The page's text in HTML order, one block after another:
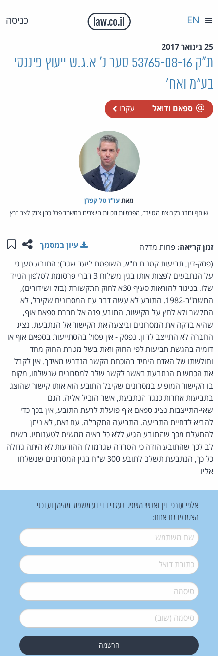
כניסה EN
25 בינואר 2017
ת"ק 53765-08-16 סער נ' א.ג.ש ייעוץ פיננסי
בע"מ ואח'
ספאם ודואל עקבו
מאת‏עו"ד טל קפלן
שותף וחבר בקבוצת הסייבר, הפרטיות וזכויות היוצרים במשרד פרל כהן צדק לצר ברץ
זמן קריאה: פחות מדקה שתפו
עיון במסמך
(פסק-דין, תביעות קטנות ת"א, השופטת ליעד שגב): התובע טען כי
על הנתבעים לפצות אותו בגין משלוח 3 דברי פרסומת לטלפון הנייד
שלו, בניגוד להוראות סעיף 30א לחוק התקשורת (בזק ושידורים),
התשמ"ב-1982. התובע לא עשה דבר עם המסרונים שקיבל, לא
התקשר ולא לחץ על הקישור. התובע פנה אל חברת ספאם אוף,
שהיא בדקה את המסרונים וביצעה את הקישור אל הנתבעת. נציג
החברה לא התייצב לדיון. נפסק - אין פסול בהסתייעות בספאם אוף או
דומיה בהגשת תביעות לפי החוק וזאת בשל מטרת החוק מחד
וחולשתו של האדם היחיד בהוכחת הקשר הנדרש מאידך. אין לקבל
את הכחשות הנתבעת באשר לקשר שלה למסרונים שנשלחו, מקום
בו הקישור המופיע במסרונים שקיבל התובע הוא אותו קישור שהוצג
בתביעות אחרות כנגד הנתבעת, אשר הוביל אליה. הגם
שאי-התייצבות נציג ספאם אוף פועלת לרעת התובע, אין בכך כדי
להביא לדחיית התביעה. התביעה התקבלה. עם זאת, לא ניתן
להתעלם מכך שהתובע הגיע ללא כל ראיה ממשית לטענותיו. בשים
לב לכך שהתובע הודה כי הטרדה שגרמו לו ההודעות לא היתה גדולה
כל כך, הנתבעת תשלם לתובע 300 ש"ח בגין המסרונים שנשלחו
אליו.
אלפי עורכי דין ואנשי משפט נעזרים בידע משפטי מהימן ועדכני.
הצטרפו גם אתם:
שם משתמש*
דואל*
סיסמה*
סיסמה (שוב)*